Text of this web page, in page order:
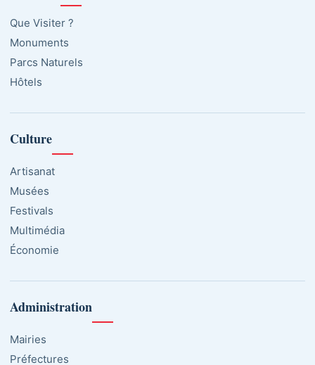
Que Visiter ?
Monuments
Parcs Naturels
Hôtels
Culture
Artisanat
Musées
Festivals
Multimédia
Économie
Administration
Mairies
Préfectures